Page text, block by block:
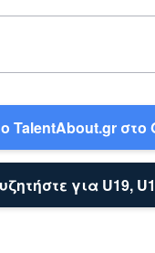
TalentAbout.gr στο
για U19,